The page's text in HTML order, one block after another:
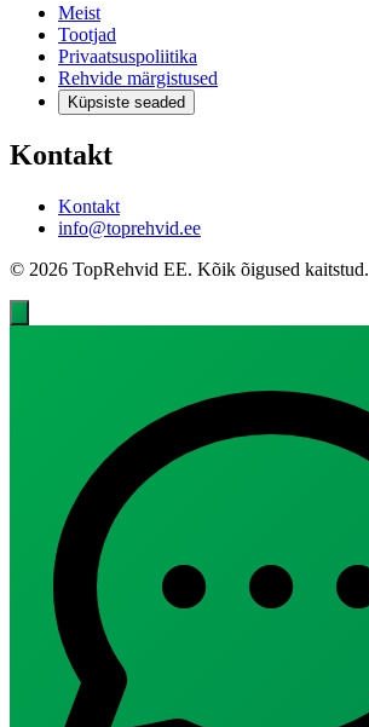
Meist
Tootjad
Privaatsuspoliitika
Rehvide märgistused
Küpsiste seaded
Kontakt
Kontakt
info@toprehvid.ee
© 2026 TopRehvid EE. Kõik õigused kaitstud.